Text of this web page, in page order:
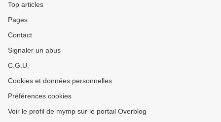
Top articles
Pages
Contact
Signaler un abus
C.G.U.
Cookies et données personnelles
Préférences cookies
Voir le profil de mymp sur le portail Overblog